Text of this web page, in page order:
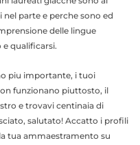
parte e perche sono ed
delle lingue
qualificarsi.
piu importante, i tuoi
funzionano piuttosto, il
e trovavi centinaia di
salutato! Accatto i profili
tua ammaestramento su